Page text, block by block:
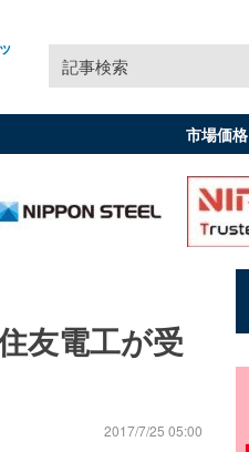
記事検索
市場価格
友電工が受
2017/7/25 05:00